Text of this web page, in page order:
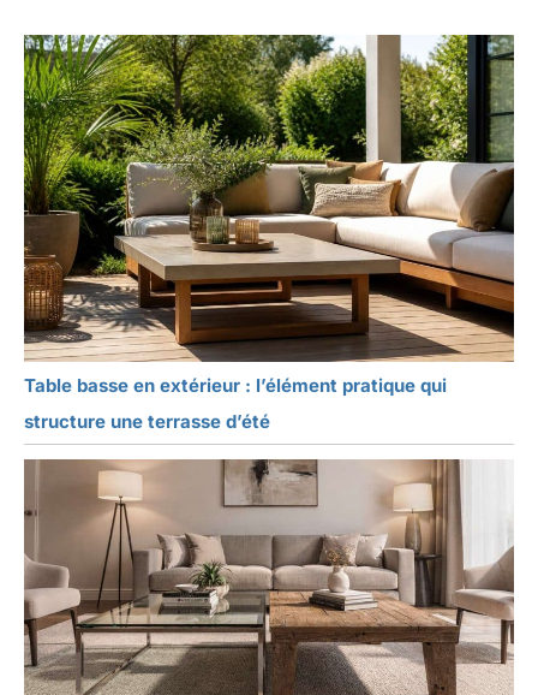
Table basse en extérieur : l’élément pratique qui
structure une terrasse d’été